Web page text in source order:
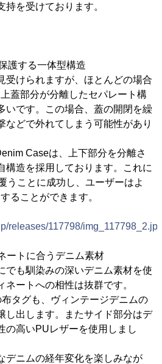
を受けております。
護する一体型構造
受けられますが、ほとんどの場合
蓋部分が分離したセパレート構
いです。この場合、蓋の開閉を繰
などで外れてしまう可能性があり
Caseは、上下部分を分離さ
構造を採用しております。これに
うことに成功し、ユーザーはよ
ることができます。
releases/117798/
ートに合うデニム素材
でも馴染みの深いデニム素材を使
ネートへの相性は抜群です。
タグも、ヴィンテージデニムの
し出します。またサイド部分はデ
の高いPUレザーを使用しまし
デニムの経年変化を楽しみなが